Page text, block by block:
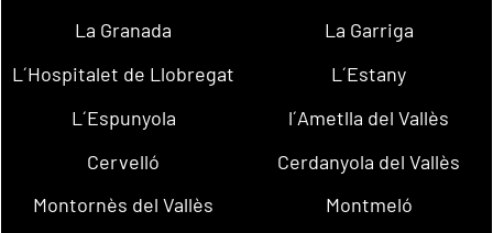
La Granada
La Garriga
L´Hospitalet de Llobregat
L´Estany
L´Espunyola
l´Ametlla del Vallès
Cervelló
Cerdanyola del Vallès
Montornès del Vallès
Montmeló